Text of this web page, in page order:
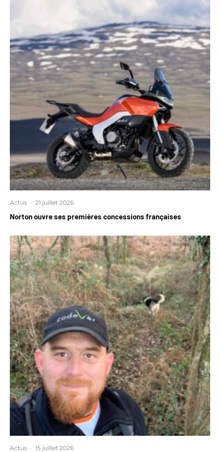
Actus · 21 juillet 2026
Norton ouvre ses premières concessions françaises
Actus · 15 juillet 2026